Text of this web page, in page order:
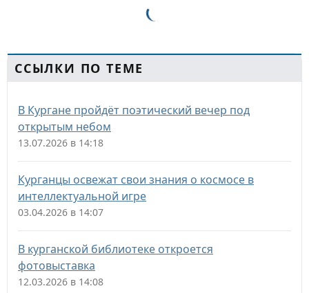
ССЫЛКИ ПО ТЕМЕ
В Кургане пройдёт поэтический вечер под
открытым небом
13.07.2026 в 14:18
Курганцы освежат свои знания о космосе в
интеллектуальной игре
03.04.2026 в 14:07
В курганской библиотеке откроется
фотовыставка
12.03.2026 в 14:08